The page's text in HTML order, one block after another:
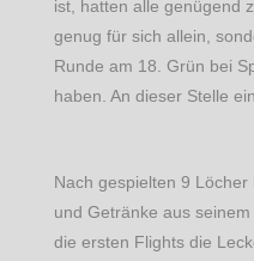
ist, hatten alle genügend
genug für sich allein,
Runde am 18. Grün bei
haben. An dieser Stelle
Nach gespielten 9
und Getränke aus
die ersten Flights die